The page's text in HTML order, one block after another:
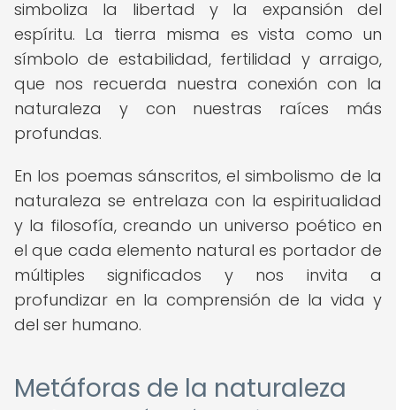
simboliza la libertad y la expansión del
espíritu. La tierra misma es vista como un
símbolo de estabilidad, fertilidad y arraigo,
que nos recuerda nuestra conexión con la
naturaleza y con nuestras raíces más
profundas.
En los poemas sánscritos, el simbolismo de la
naturaleza se entrelaza con la espiritualidad
y la filosofía, creando un universo poético en
el que cada elemento natural es portador de
múltiples significados y nos invita a
profundizar en la comprensión de la vida y
del ser humano.
Metáforas de la naturaleza